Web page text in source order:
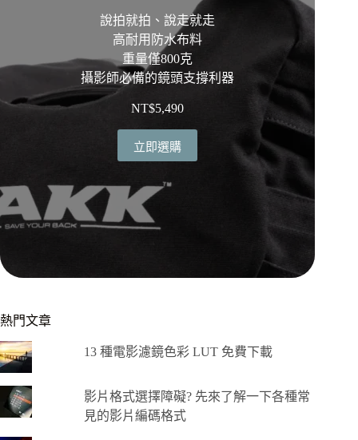
說拍就拍、說走就走
高耐用防水布料
重量僅800克
攝影師必備的鏡頭支撐利器
NT$5,490
立即選購
熱門文章
13 種電影濾鏡色彩 LUT 免費下載
影片格式選擇障礙? 先來了解一下各種常
見的影片編碼格式